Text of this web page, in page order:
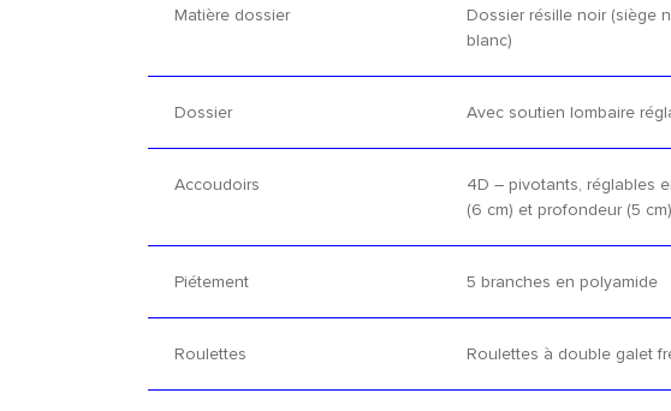
Matière dossier
Dossier résille noir (siège
blanc)
Dossier Avec soutien lombaire
Accoudoirs
4D – pivotants, réglables
(6 cm) et profondeur (5 cm)
Piétement 5 branches en polyamide
Roulettes Roulettes à double galet